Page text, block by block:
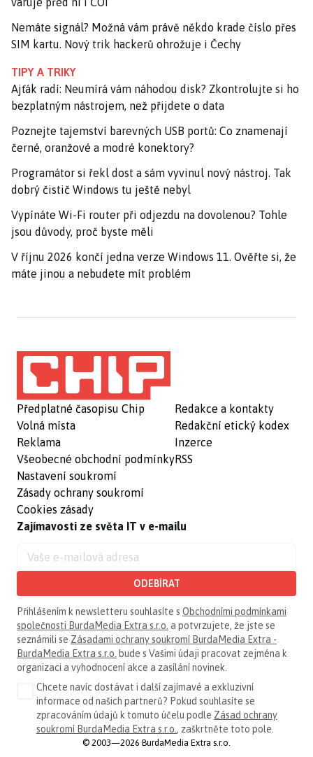
Nemáte signál? Možná vám právě někdo krade číslo přes
SIM kartu. Nový trik hackerů ohrožuje i Čechy
TIPY A TRIKY
Ajťák radí: Neumírá vám náhodou disk? Zkontrolujte si ho
bezplatným nástrojem, než přijdete o data
Poznejte tajemství barevných USB portů: Co znamenají
černé, oranžové a modré konektory?
Programátor si řekl dost a sám vyvinul nový nástroj. Tak
dobrý čistič Windows tu ještě nebyl
Vypínáte Wi-Fi router při odjezdu na dovolenou? Tohle
jsou důvody, proč byste měli
V říjnu 2026 končí jedna verze Windows 11. Ověřte si, že
máte jinou a nebudete mít problém
Předplatné časopisu Chip
Volná místa
Reklama
Všeobecné obchodní podmínky
Nastavení soukromí
Zásady ochrany soukromí
Cookies zásady
Redakce a kontakty
Redakční etický kodex
Inzerce
RSS
Zajímavosti ze světa IT v e-mailu
ODEBÍRAT
Přihlášením k newsletteru souhlasíte s Obchodními podmínkami
společnosti BurdaMedia Extra s.r.o. a potvrzujete, že jste se
seznámili se Zásadami ochrany soukromí BurdaMedia Extra -
BurdaMedia Extra s.r.o. bude s Vašimi údaji pracovat zejména k
organizaci a vyhodnocení akce a zasílání novinek.
Chcete navíc dostávat i další zajímavé a exkluzivní
informace od našich partnerů? Pokud souhlasíte se
zpracováním údajů k tomuto účelu podle Zásad ochrany
soukromí BurdaMedia Extra s.r.o. , zaškrtněte toto pole.
© 2003—2026 BurdaMedia Extra s.r.o.